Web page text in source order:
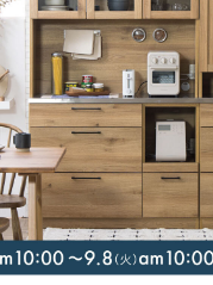
な雰囲気をもちな